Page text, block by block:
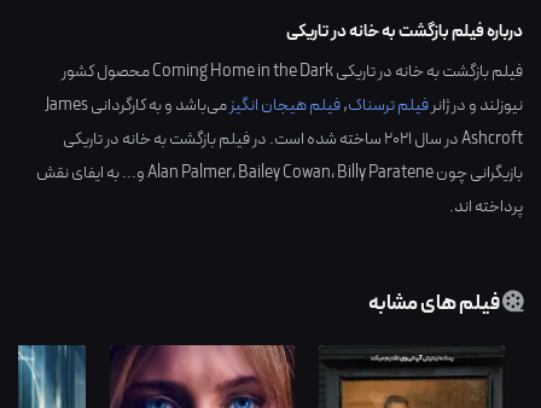
درباره فیلم بازگشت به خانه در تاریکی
فیلم بازگشت به خانه در تاریکی Coming Home in the Dark محصول کشور
نیوزلندو در ژانرفیلم ترسناک,فیلم هیجان انگیزمی‌باشد و به کارگردانیJames
Ashcroftدر سال2021ساخته شده است. در فیلم بازگشت به خانه در تاریکی
بازیگرانی چون
Alan Palmer،Bailey Cowan،Billy Paratene
و... به ایفای نقش
پرداخته اند.
فیلم های مشابه